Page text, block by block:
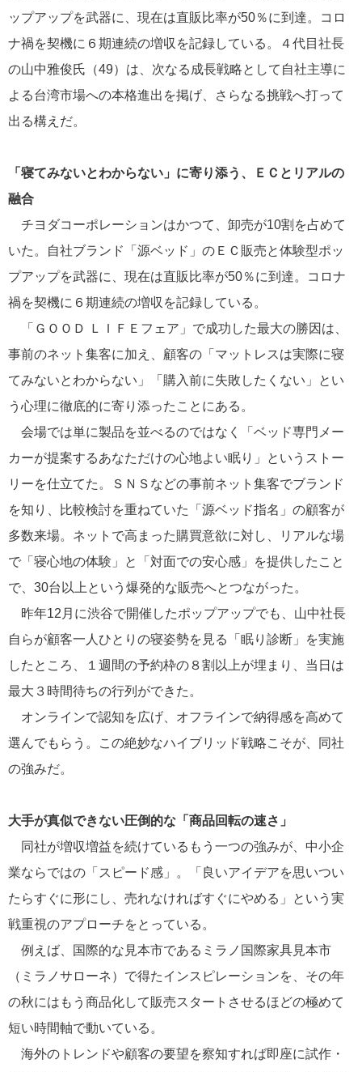
ップアップを武器に、現在は直販比率が50％に到達。コロ
ナ禍を契機に６期連続の増収を記録している。４代目社長
の山中雅俊氏（49）は、次なる成長戦略として自社主導に
よる台湾市場への本格進出を掲げ、さらなる挑戦へ打って
出る構えだ。
「寝てみないとわからない」に寄り添う、ＥＣとリアルの
融合
チヨダコーポレーションはかつて、卸売が10割を占めて
いた。自社ブランド「源ベッド」のＥＣ販売と体験型ポッ
プアップを武器に、現在は直販比率が50％に到達。コロナ
禍を契機に６期連続の増収を記録している。
「ＧＯＯＤ ＬＩＦＥフェア」で成功した最大の勝因は、
事前のネット集客に加え、顧客の「マットレスは実際に寝
てみないとわからない」「購入前に失敗したくない」とい
う心理に徹底的に寄り添ったことにある。
会場では単に製品を並べるのではなく「ベッド専門メー
カーが提案するあなただけの心地よい眠り」というストー
リーを仕立てた。ＳＮＳなどの事前ネット集客でブランド
を知り、比較検討を重ねていた「源ベッド指名」の顧客が
多数来場。ネットで高まった購買意欲に対し、リアルな場
で「寝心地の体験」と「対面での安心感」を提供したこと
で、30台以上という爆発的な販売へとつながった。
昨年12月に渋谷で開催したポップアップでも、山中社長
自らが顧客一人ひとりの寝姿勢を見る「眠り診断」を実施
したところ、１週間の予約枠の８割以上が埋まり、当日は
最大３時間待ちの行列ができた。
オンラインで認知を広げ、オフラインで納得感を高めて
選んでもらう。この絶妙なハイブリッド戦略こそが、同社
の強みだ。
大手が真似できない圧倒的な「商品回転の速さ」
同社が増収増益を続けているもう一つの強みが、中小企
業ならではの「スピード感」。「良いアイデアを思いつい
たらすぐに形にし、売れなければすぐにやめる」という実
戦重視のアプローチをとっている。
例えば、国際的な見本市であるミラノ国際家具見本市
（ミラノサローネ）で得たインスピレーションを、その年
の秋にはもう商品化して販売スタートさせるほどの極めて
短い時間軸で動いている。
海外のトレンドや顧客の要望を察知すれば即座に試作・